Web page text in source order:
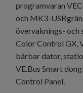
programvaran
och MK3-
övervaknings- och
Color Control GX,
bärbar dator,
VE.Bus Smart
Control Panel.